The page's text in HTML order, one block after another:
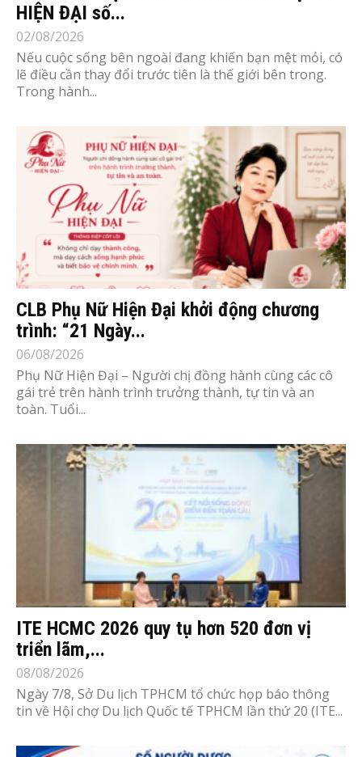
HIỆN ĐẠI số...
02/08/2026
Nếu cuộc sống bên ngoài đang khiến bạn mệt mỏi, có
lẽ điều cần thay đổi trước tiên là thế giới bên trong.
Trong hành...
CLB Phụ Nữ Hiện Đại khởi động chương
trình: “21 Ngày...
06/08/2026
Phụ Nữ Hiện Đại – Người chị đồng hành cùng các cô
gái trẻ trên hành trình trưởng thành, tự tin và an
toàn. Tuổi...
ITE HCMC 2026 quy tụ hơn 520 đơn vị
triển lãm,...
08/08/2026
Ngày 7/8, Sở Du lịch TPHCM tổ chức họp báo thông
tin về Hội chợ Du lịch Quốc tế TPHCM lần thứ 20 (ITE...